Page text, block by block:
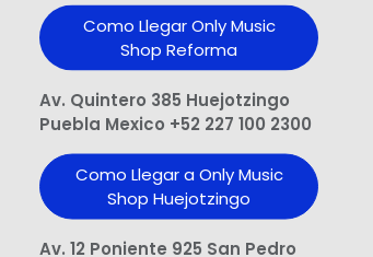
Como Llegar Only Music
Shop​ Reforma
Av. Quintero 385 Huejotzingo
Puebla Mexico +52 227 100 2300
Como Llegar a Only Music
Shop Huejotzingo
Av. 12 Poniente 925 San Pedro